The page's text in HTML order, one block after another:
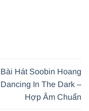
Hát Soobin Hoang
In The Dark –
Hợp Âm Chuẩn